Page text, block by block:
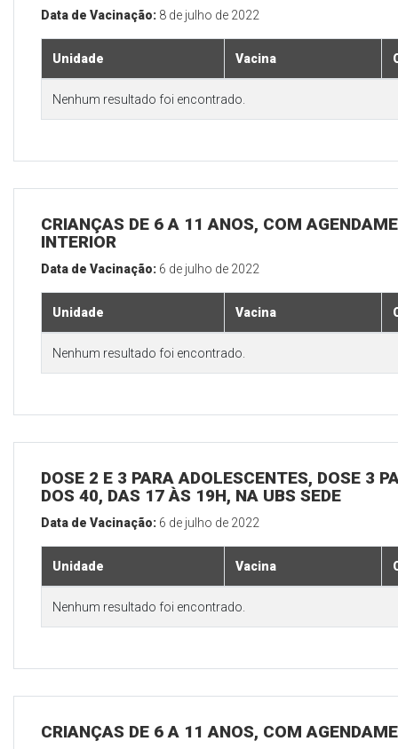
Data de Vacinação: 8 de julho de 2022
Unidade Vacina
Nenhum resultado foi encontrado.
CRIANÇAS DE 6 A 11 ANOS, COM
INTERIOR
Data de Vacinação: 6 de julho de 2022
Unidade Vacina
Nenhum resultado foi encontrado.
DOSE 2 E 3 PARA ADOLESCENTES, DOSE 3
DOS 40, DAS 17 ÀS 19H, NA UBS SEDE
Data de Vacinação: 6 de julho de 2022
Unidade Vacina
Nenhum resultado foi encontrado.
CRIANÇAS DE 6 A 11 ANOS, COM